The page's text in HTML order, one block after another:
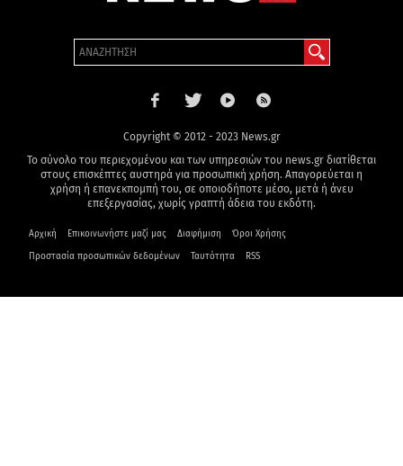
Copyright © 2012 - 2023 News.gr
Το σύνολο του περιεχομένου και των υπηρεσιών του news.gr διατίθεται
στους επισκέπτες αυστηρά για προσωπική χρήση. Απαγορεύεται η
χρήση ή επανεκπομπή του, σε οποιοδήποτε μέσο, μετά ή άνευ
επεξεργασίας, χωρίς γραπτή άδεια του εκδότη.
Αρχική Επικοινωνήστε μαζί μας Διαφήμιση Όροι Χρήσης
Προστασία προσωπικών δεδομένων Ταυτότητα RSS